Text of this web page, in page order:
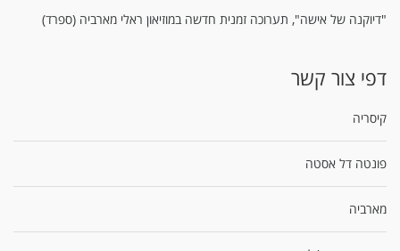
"דיוקנה של אישה", תערוכה זמנית חדשה במוזיאון ראלי מארביה (ספרד)
דפי צור קשר
קיסריה
פונטה דל אסטה
מארביה